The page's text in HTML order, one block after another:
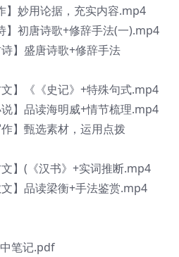
】妙用论据，充实内容.mp4
】初唐诗歌+修辞手法(一).mp4
】盛唐诗歌+修辞手法
】《《史记》+特殊句式.mp4
】品读海明威+情节梳理.mp4
】甄选素材，运用点拨
】(《汉书》+实词推断.mp4
】品读梁衡+手法鉴赏.mp4
笔记.pdf